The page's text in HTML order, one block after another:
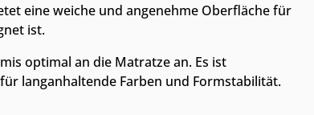
eine weiche und angenehme Oberfläche für
ist.
optimal an die Matratze an. Es ist
langanhaltende Farben und Formstabilität.